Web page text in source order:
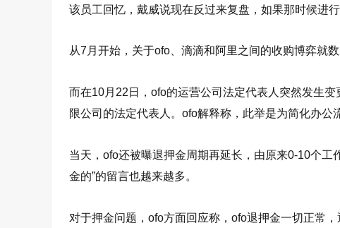
该员工回忆，戴威说现在反过来复盘，如果那时候进
从7月开始，关于ofo、滴滴和阿里之间的收购博弈就
而在10月22日，ofo的运营公司法定代表人突然发生
限公司的法定代表人。ofo解释称，此举是为简化办公
当天，ofo还被曝退押金周期再延长，由原来0-10个工
金的”的留言也越来越多。
对于押金问题，ofo方面回应称，ofo退押金一切正常